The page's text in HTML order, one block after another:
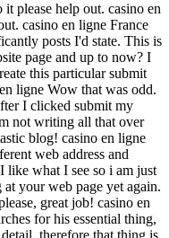
please help out. casino en
casino en ligne France
posts I'd state. This is
page and up to now? I
this particular submit
ligne Wow that was odd.
I clicked submit my
not writing all that over
blog! casino en ligne
web address and
like what I see so i am just
your web page yet again.
great job! casino en
for his essential thing,
therefore that thing is